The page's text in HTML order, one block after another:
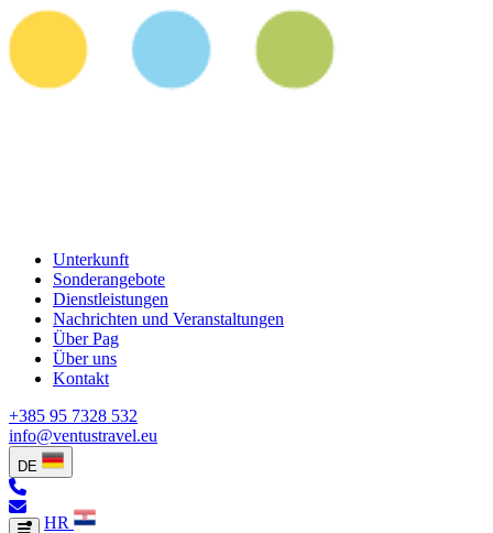
Unterkunft
Sonderangebote
Dienstleistungen
Nachrichten und Veranstaltungen
Über Pag
Über uns
Kontakt
+385 95 7328 532
info@ventustravel.eu
DE
HR